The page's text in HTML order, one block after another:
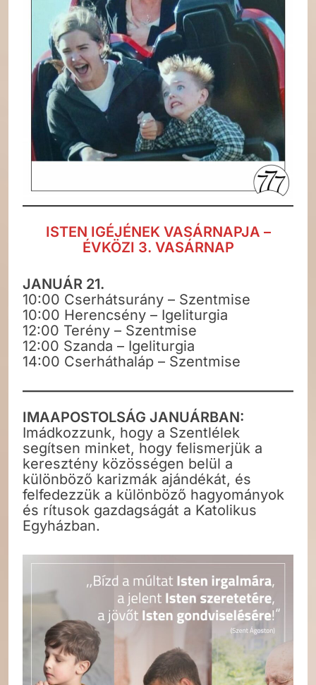
ISTEN IGÉJÉNEK VASÁRNAPJA –
ÉVKÖZI 3. VASÁRNAP
JANUÁR 21.
10:00 Cserhátsurány – Szentmise
10:00 Herencsény – Igeliturgia
12:00 Terény – Szentmise
12:00 Szanda – Igeliturgia
14:00 Cserháthaláp – Szentmise
IMAAPOSTOLSÁG JANUÁRBAN:
Imádkozzunk, hogy a Szentlélek
segítsen minket, hogy felismerjük a
keresztény közösségen belül a
különböző karizmák ajándékát, és
felfedezzük a különböző hagyományok
és rítusok gazdagságát a Katolikus
Egyházban.